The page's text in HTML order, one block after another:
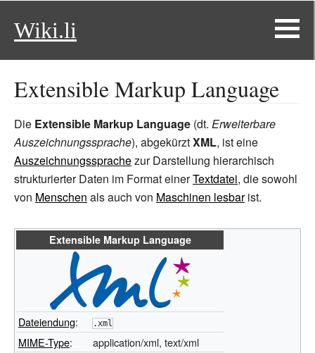
Wiki.li
Extensible Markup Language
Die Extensible Markup Language (dt. Erweiterbare
Auszeichnungssprache), abgekürztXML, ist eine
Auszeichnungssprachezur Darstellung hierarchisch
strukturierter Daten im Format einerTextdatei, die sowohl
von Menschen als auch von Maschinen lesbarist.
Extensible Markup Language
Dateiendung: .xml
MIME-Type:
application/xml, text/xml